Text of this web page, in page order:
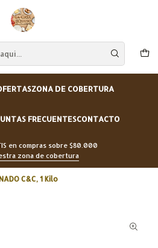
ZONA DE COBERTURA
FRECUENTESCONTACTO
en compras sobre $80.000
zona de cobertura
C&C, 1 Kilo